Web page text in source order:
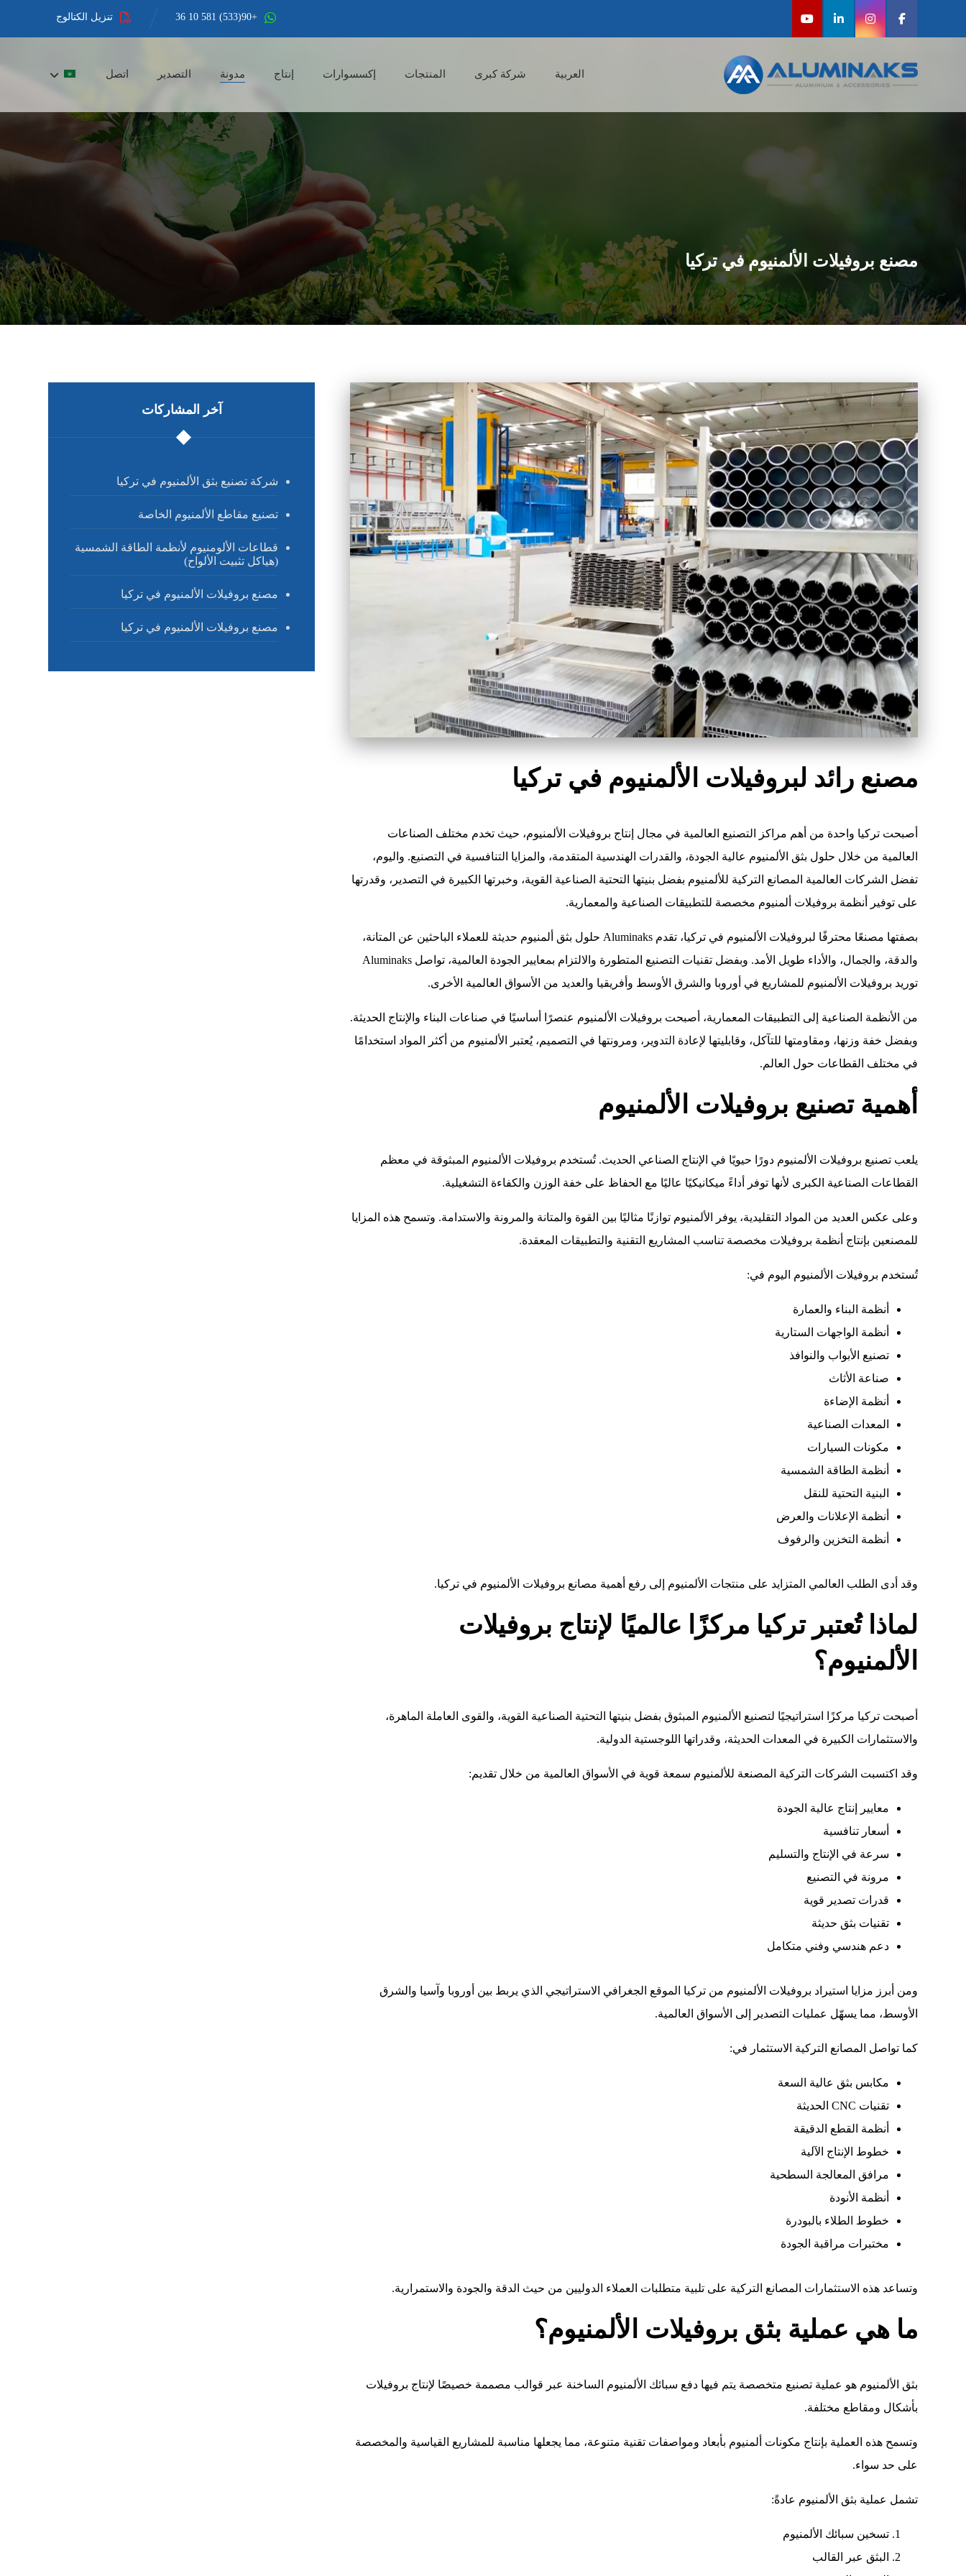
تنزيل الكتالوج +90(533) 581 10 36
العربية شركة كبرى المنتجات إكسسوارات إنتاج مدونة التصدير اتصل
مصنع بروفيلات الألمنيوم في تركيا
مصنع رائد لبروفيلات الألمنيوم في تركيا
أصبحت تركيا واحدة من أهم مراكز التصنيع العالمية في مجال إنتاج بروفيلات الألمنيوم، حيث تخدم مختلف الصناعات
العالمية من خلال حلول بثق الألمنيوم عالية الجودة، والقدرات الهندسية المتقدمة، والمزايا التنافسية في التصنيع. واليوم،
تفضل الشركات العالمية المصانع التركية للألمنيوم بفضل بنيتها التحتية الصناعية القوية، وخبرتها الكبيرة في التصدير، وقدرتها
على توفير أنظمة بروفيلات ألمنيوم مخصصة للتطبيقات الصناعية والمعمارية.
بصفتها مصنعًا محترفًا لبروفيلات الألمنيوم في تركيا، تقدم Aluminaks حلول بثق ألمنيوم حديثة للعملاء الباحثين عن المتانة،
والدقة، والجمال، والأداء طويل الأمد. وبفضل تقنيات التصنيع المتطورة والالتزام بمعايير الجودة العالمية، تواصل Aluminaks
توريد بروفيلات الألمنيوم للمشاريع في أوروبا والشرق الأوسط وأفريقيا والعديد من الأسواق العالمية الأخرى.
من الأنظمة الصناعية إلى التطبيقات المعمارية، أصبحت بروفيلات الألمنيوم عنصرًا أساسيًا في صناعات البناء والإنتاج الحديثة.
وبفضل خفة وزنها، ومقاومتها للتآكل، وقابليتها لإعادة التدوير، ومرونتها في التصميم، يُعتبر الألمنيوم من أكثر المواد استخدامًا
في مختلف القطاعات حول العالم.
أهمية تصنيع بروفيلات الألمنيوم
يلعب تصنيع بروفيلات الألمنيوم دورًا حيويًا في الإنتاج الصناعي الحديث. تُستخدم بروفيلات الألمنيوم المبثوقة في معظم
القطاعات الصناعية الكبرى لأنها توفر أداءً ميكانيكيًا عاليًا مع الحفاظ على خفة الوزن والكفاءة التشغيلية.
وعلى عكس العديد من المواد التقليدية، يوفر الألمنيوم توازنًا مثاليًا بين القوة والمتانة والمرونة والاستدامة. وتسمح هذه المزايا
للمصنعين بإنتاج أنظمة بروفيلات مخصصة تناسب المشاريع التقنية والتطبيقات المعقدة.
تُستخدم بروفيلات الألمنيوم اليوم في:
أنظمة البناء والعمارة
أنظمة الواجهات الستارية
تصنيع الأبواب والنوافذ
صناعة الأثاث
أنظمة الإضاءة
المعدات الصناعية
مكونات السيارات
أنظمة الطاقة الشمسية
البنية التحتية للنقل
أنظمة الإعلانات والعرض
أنظمة التخزين والرفوف
وقد أدى الطلب العالمي المتزايد على منتجات الألمنيوم إلى رفع أهمية مصانع بروفيلات الألمنيوم في تركيا.
لماذا تُعتبر تركيا مركزًا عالميًا لإنتاج بروفيلات
الألمنيوم؟
أصبحت تركيا مركزًا استراتيجيًا لتصنيع الألمنيوم المبثوق بفضل بنيتها التحتية الصناعية القوية، والقوى العاملة الماهرة،
والاستثمارات الكبيرة في المعدات الحديثة، وقدراتها اللوجستية الدولية.
وقد اكتسبت الشركات التركية المصنعة للألمنيوم سمعة قوية في الأسواق العالمية من خلال تقديم:
معايير إنتاج عالية الجودة
أسعار تنافسية
سرعة في الإنتاج والتسليم
مرونة في التصنيع
قدرات تصدير قوية
تقنيات بثق حديثة
دعم هندسي وفني متكامل
ومن أبرز مزايا استيراد بروفيلات الألمنيوم من تركيا الموقع الجغرافي الاستراتيجي الذي يربط بين أوروبا وآسيا والشرق
الأوسط، مما يسهّل عمليات التصدير إلى الأسواق العالمية.
كما تواصل المصانع التركية الاستثمار في:
مكابس بثق عالية السعة
تقنيات CNC الحديثة
أنظمة القطع الدقيقة
خطوط الإنتاج الآلية
مرافق المعالجة السطحية
أنظمة الأنودة
خطوط الطلاء بالبودرة
مختبرات مراقبة الجودة
وتساعد هذه الاستثمارات المصانع التركية على تلبية متطلبات العملاء الدوليين من حيث الدقة والجودة والاستمرارية.
ما هي عملية بثق بروفيلات الألمنيوم؟
بثق الألمنيوم هو عملية تصنيع متخصصة يتم فيها دفع سبائك الألمنيوم الساخنة عبر قوالب مصممة خصيصًا لإنتاج بروفيلات
بأشكال ومقاطع مختلفة.
وتسمح هذه العملية بإنتاج مكونات ألمنيوم بأبعاد ومواصفات تقنية متنوعة، مما يجعلها مناسبة للمشاريع القياسية والمخصصة
على حد سواء.
تشمل عملية بثق الألمنيوم عادةً:
تسخين سبائك الألمنيوم
البثق عبر القالب
آخر المشاركات
شركة تصنيع بثق الألمنيوم في تركيا
تصنيع مقاطع الألمنيوم الخاصة
قطاعات الألومنيوم لأنظمة الطاقة الشمسية
(هياكل تثبيت الألواح)
مصنع بروفيلات الألمنيوم في تركيا
مصنع بروفيلات الألمنيوم في تركيا